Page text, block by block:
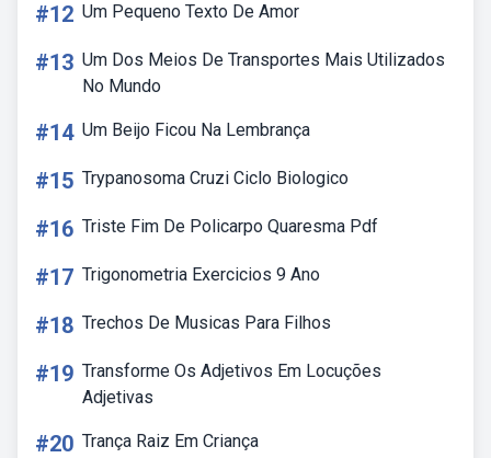
#12 Um Pequeno Texto De Amor
#13 Um Dos Meios De Transportes Mais Utilizados
No Mundo
#14 Um Beijo Ficou Na Lembrança
#15 Trypanosoma Cruzi Ciclo Biologico
#16 Triste Fim De Policarpo Quaresma Pdf
#17 Trigonometria Exercicios 9 Ano
#18 Trechos De Musicas Para Filhos
#19 Transforme Os Adjetivos Em Locuções
Adjetivas
#20 Trança Raiz Em Criança